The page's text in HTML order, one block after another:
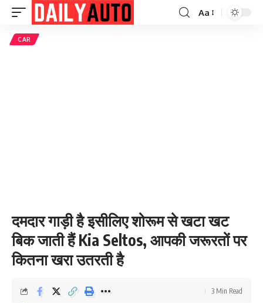
Font
Aa
CAR
दमदार गाड़ी है इसीलिए शोरूम से खटा खट
बिक जाती हैं Kia Seltos, आपकी जरूरतों पर
कितना खरा उतरती है
3 Min Read